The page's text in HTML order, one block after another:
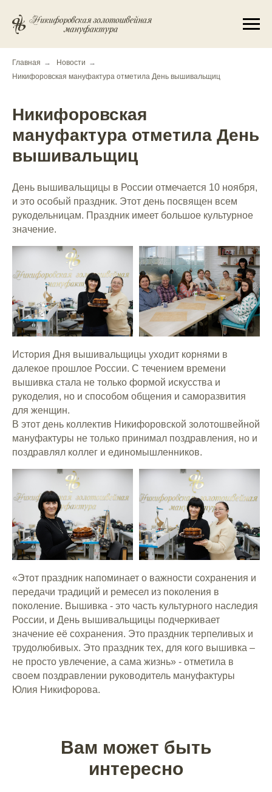
Главная → Новости →
Никифоровская мануфактура отметила День вышивальщиц
Никифоровская
мануфактура отметила День
вышивальщиц
День вышивальщицы в России отмечается 10 ноября,
и это особый праздник. Этот день посвящен всем
рукодельницам. Праздник имеет большое культурное
значение.
История Дня вышивальщицы уходит корнями в
далекое прошлое России. С течением времени
вышивка стала не только формой искусства и
рукоделия, но и способом общения и саморазвития
для женщин.
В этот день коллектив Никифоровской золотошвейной
мануфактуры не только принимал поздравления, но и
поздравлял коллег и единомышленников.
«Этот праздник напоминает о важности сохранения и
передачи традиций и ремесел из поколения в
поколение. Вышивка - это часть культурного наследия
России, и День вышивальщицы подчеркивает
значение её сохранения. Это праздник терпеливых и
трудолюбивых. Это праздник тех, для кого вышивка –
не просто увлечение, а сама жизнь» - отметила в
своем поздравлении руководитель мануфактуры
Юлия Никифорова.
Вам может быть
интересно